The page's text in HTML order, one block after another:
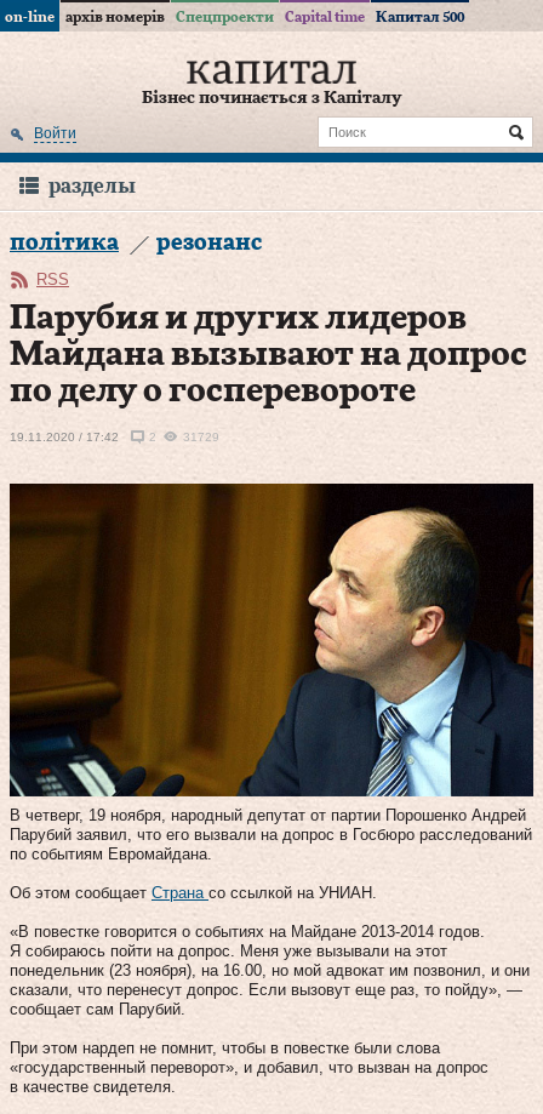
on-line архів номерів Спецпроекти Capital time Капитал 500
Бізнес починається з Капіталу
Войти
разделы
політика резонанс
RSS
Парубия и других лидеров
Майдана вызывают на допрос
по делу о госперевороте
19.11.2020 / 17:42 2 31729
В четверг, 19 ноября, народный депутат от партии Порошенко Андрей
Парубий заявил, что его вызвали на допрос в Госбюро расследований
по событиям Евромайдана.
Об этом сообщает Страна со ссылкой на УНИАН.
«В повестке говорится о событиях на Майдане 2013-2014 годов.
Я собираюсь пойти на допрос. Меня уже вызывали на этот
понедельник (23 ноября), на 16.00, но мой адвокат им позвонил, и они
сказали, что перенесут допрос. Если вызовут еще раз, то пойду», —
сообщает сам Парубий.
При этом нардеп не помнит, чтобы в повестке были слова
«государственный переворот», и добавил, что вызван на допрос
в качестве свидетеля.